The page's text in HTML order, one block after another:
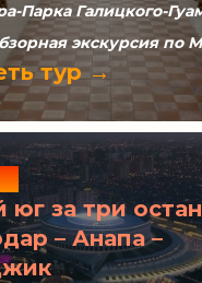
Парка Галицкого-
экскурсия по
тур →
юг за три
– Анапа –